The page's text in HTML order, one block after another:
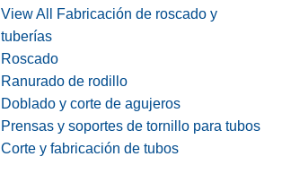
View All Fabricación de roscado y
tuberías
Roscado
Ranurado de rodillo
Doblado y corte de agujeros
Prensas y soportes de tornillo para tubos
Corte y fabricación de tubos